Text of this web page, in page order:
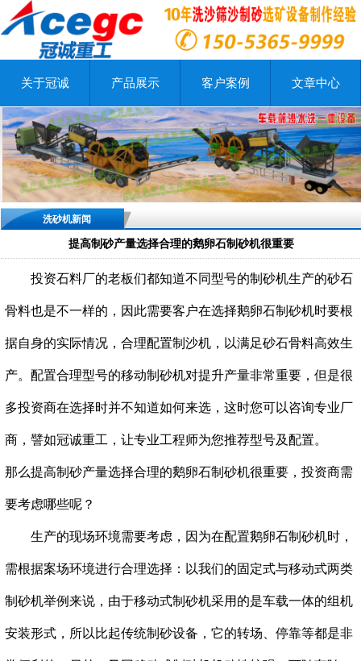
关于冠诚 产品展示 客户案例 文章中心
洗砂机新闻
提高制砂产量选择合理的鹅卵石制砂机很重要
投资石料厂的老板们都知道不同型号的制砂机生产的砂石
骨料也是不一样的，因此需要客户在选择鹅卵石制砂机时要根
据自身的实际情况，合理配置制沙机，以满足砂石骨料高效生
产。配置合理型号的移动制砂机对提升产量非常重要，但是很
多投资商在选择时并不知道如何来选，这时您可以咨询专业厂
商，譬如冠诚重工，让专业工程师为您推荐型号及配置。
那么提高制砂产量选择合理的鹅卵石制砂机很重要，投资商需
要考虑哪些呢？
生产的现场环境需要考虑，因为在配置鹅卵石制砂机时，
需根据案场环境进行合理选择：以我们的固定式与移动式两类
制砂机举例来说，由于移动式制砂机采用的是车载一体的组机
安装形式，所以比起传统制砂设备，它的转场、停靠等都是非